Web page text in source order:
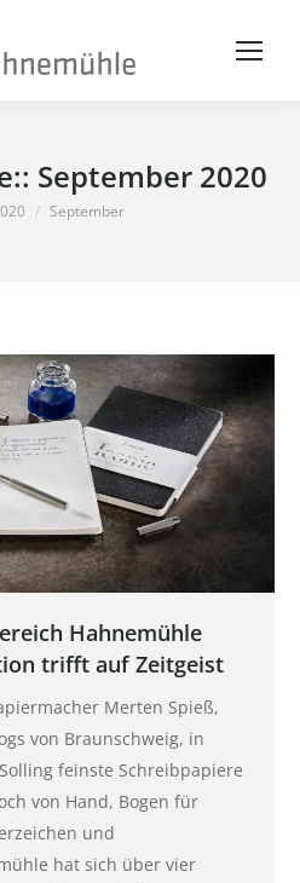
September 2020
sich hier:
September
Hahnemühle
trifft auf Zeitgeist
Merten Spieß,
von Braunschweig, in
feinste Schreibpapiere
von Hand, Bogen für
und
hat sich über vier